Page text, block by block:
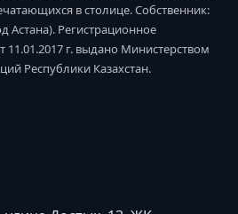
в столице. Собственник:
Астана). Регистрационное
11.01.2017 г. выдано Министерством
Республики Казахстан.